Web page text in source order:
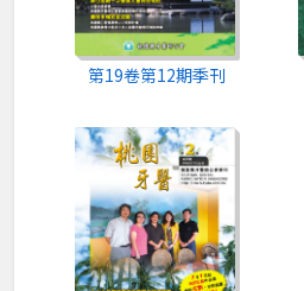
第19卷第12期季刊